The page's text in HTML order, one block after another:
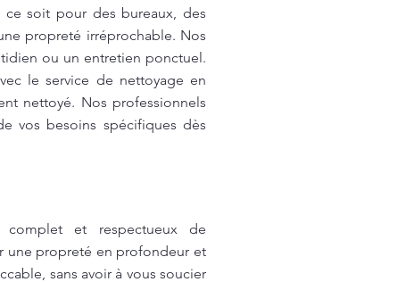
soit pour des bureaux, des
propreté irréprochable. Nos
ou un entretien ponctuel.
le service de nettoyage en
nettoyé. Nos professionnels
vos besoins spécifiques dès
complet et respectueux de
une propreté en profondeur et
sans avoir à vous soucier